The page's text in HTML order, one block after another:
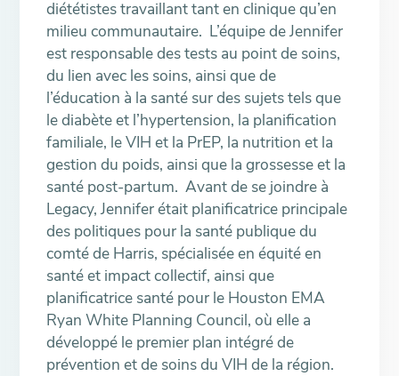
diététistes travaillant tant en clinique qu’en
milieu communautaire. L’équipe de Jennifer
est responsable des tests au point de soins,
du lien avec les soins, ainsi que de
l’éducation à la santé sur des sujets tels que
le diabète et l’hypertension, la planification
familiale, le VIH et la PrEP, la nutrition et la
gestion du poids, ainsi que la grossesse et la
santé post-partum. Avant de se joindre à
Legacy, Jennifer était planificatrice principale
des politiques pour la santé publique du
comté de Harris, spécialisée en équité en
santé et impact collectif, ainsi que
planificatrice santé pour le Houston EMA
Ryan White Planning Council, où elle a
développé le premier plan intégré de
prévention et de soins du VIH de la région.